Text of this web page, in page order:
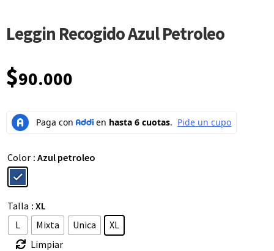
Leggin Recogido Azul Petroleo
$90.000
Color : Azul petroleo
Talla : XL
L
Mixta Unica
XL
Limpiar